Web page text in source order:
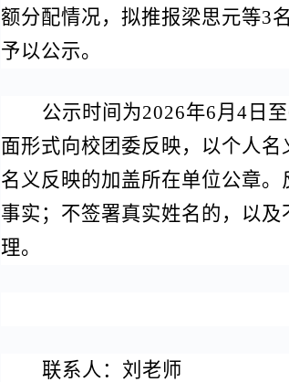
额分配情况，拟推报梁思元等3
予以公示。
公示时间为2026年6月4日
面形式向校团委反映，以个人
名义反映的加盖所在单位公章
事实；不签署真实姓名的，以
理。
联系人：刘老师